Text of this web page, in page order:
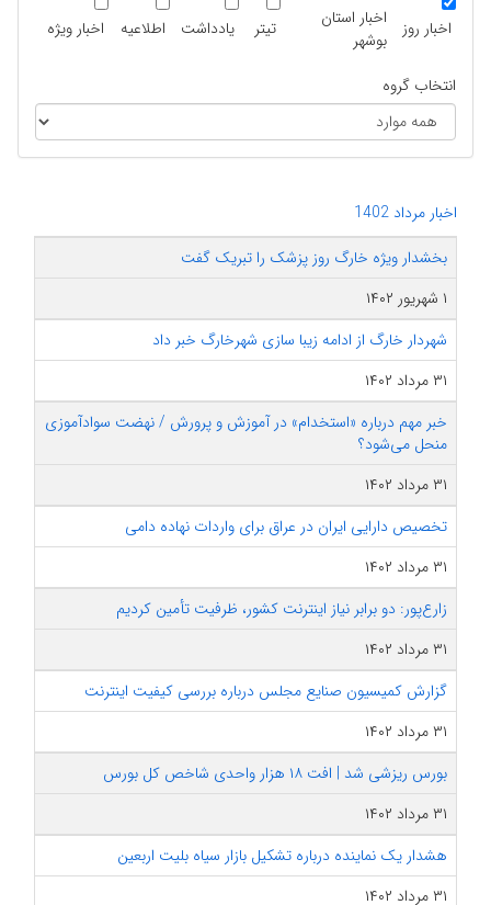
اخبار روز
اخبار استان
بوشهر
تیتر یادداشت اطلاعیه اخبار ویژه
انتخاب گروه
اخبار مرداد 1402
بخشدار ویژه خارگ روز پزشک را تبریک گفت
۱ شهریور ۱۴۰۲
شهردار خارگ از ادامه زیبا سازی شهرخارگ خبر داد
۳۱ مرداد ۱۴۰۲
خبر مهم درباره «استخدام» در آموزش و پرورش / نهضت سوادآموزی
منحل می‌شود؟
۳۱ مرداد ۱۴۰۲
تخصیص دارایی ایران در عراق برای واردات نهاده دامی
۳۱ مرداد ۱۴۰۲
زارع‌پور: دو برابر نیاز اینترنت کشور، ظرفیت تأمین کردیم
۳۱ مرداد ۱۴۰۲
گزارش کمیسیون صنایع مجلس درباره بررسی کیفیت اینترنت
۳۱ مرداد ۱۴۰۲
بورس ریزشی شد | افت ۱۸ هزار واحدی شاخص کل بورس
۳۱ مرداد ۱۴۰۲
هشدار یک نماینده درباره تشکیل بازار سیاه بلیت اربعین
۳۱ مرداد ۱۴۰۲